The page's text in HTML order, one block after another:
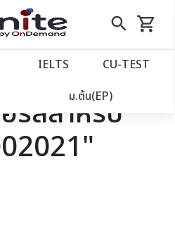
close
search
Skip
to
shopping_cart
รถเข็น
IELTS CU‑TEST
ม.ต้น(EP)
ร์สสำหรับ